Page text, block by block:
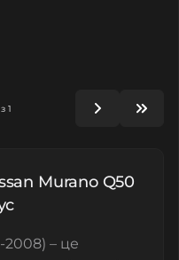
1
Murano Q50
2008) – це